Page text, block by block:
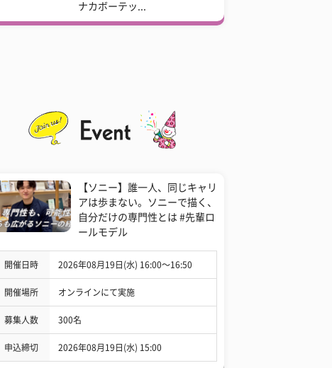
ナカボーテッ...
【ソニー】誰一人、同じキャリ
アは歩まない。ソニーで描く、
自分だけの専門性とは #先輩ロ
ールモデル
開催日時 2026年08月19日(水) 16:00〜16:50
開催場所 オンラインにて実施
募集人数 300名
申込締切 2026年08月19日(水) 15:00